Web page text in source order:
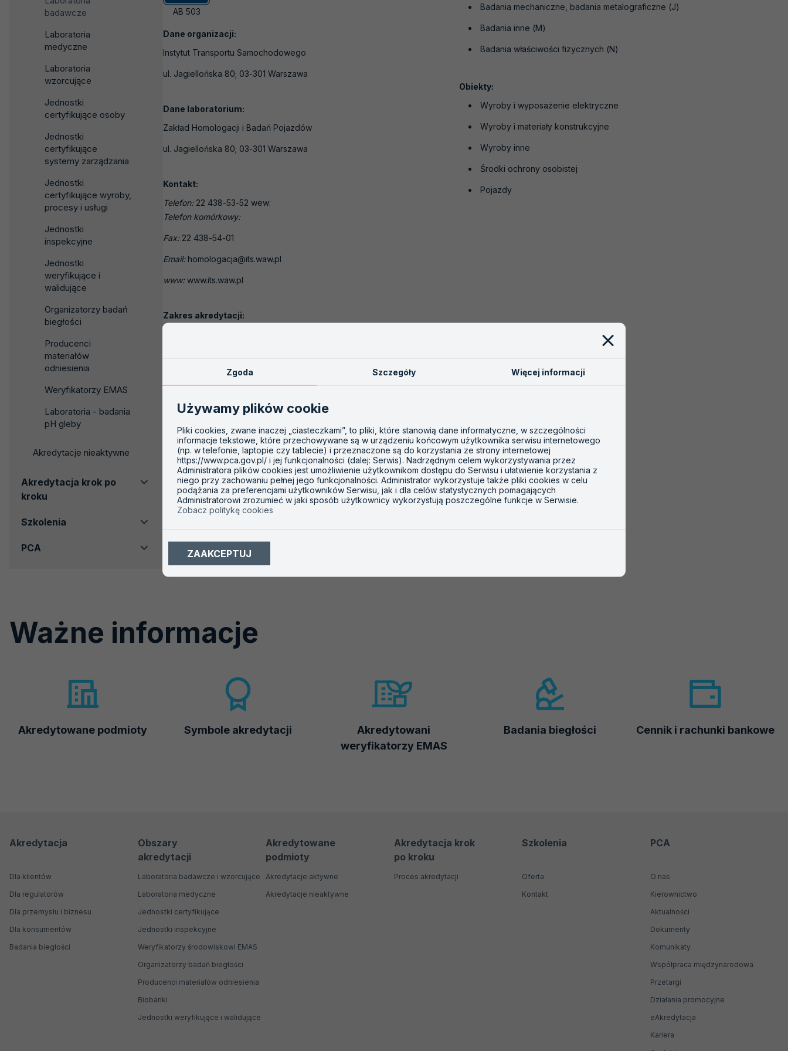
badawcze
Laboratoria
medyczne
Laboratoria
wzorcujące
Jednostki
certyfikujące osoby
Jednostki
certyfikujące
systemy zarządzania
Jednostki
certyfikujące wyroby,
procesy i usługi
Jednostki
inspekcyjne
Jednostki
weryfikujące i
walidujące
Organizatorzy badań
biegłości
Producenci
materiałów
odniesienia
Weryfikatorzy EMAS
Laboratoria - badania
pH gleby
Akredytacje nieaktywne
Akredytacja krok po
kroku
Szkolenia
PCA
AB 503
Dane organizacji:
Instytut Transportu Samochodowego
ul. Jagiellońska 80; 03-301 Warszawa
Dane laboratorium:
Zakład Homologacji i Badań Pojazdów
ul. Jagiellońska 80; 03-301 Warszawa
Kontakt:
Telefon:22 438-53-52 wew:
Telefon komórkowy:
Fax:22 438-54-01
Email:homologacja@its.waw.pl
www:www.its.waw.pl
Zakres akredytacji:
Badania mechaniczne, badania metalograficzne (J)
Badania inne (M)
Badania właściwości fizycznych (N)
Obiekty:
Wyroby i wyposażenie elektryczne
Wyroby i materiały konstrukcyjne
Wyroby inne
Środki ochrony osobistej
Pojazdy
Ważne informacje
Akredytowane podmioty Symbole akredytacji
Akredytowani
weryfikatorzy EMAS
Badania biegłości Cennik i rachunki bankowe
Menu
Menu
Akredytacja
Dla klientów
Dla regulatorów
Dla przemysłu i biznesu
Dla konsumentów
Badania biegłości
Obszary
akredytacji
Laboratoria badawcze i wzorcujące
Laboratoria medyczne
Jednostki certyfikujące
Jednostki inspekcyjne
Weryfikatorzy środowiskowi EMAS
Organizatorzy badań biegłości
Producenci materiałów odniesienia
Biobanki
Jednostki weryfikujące i walidujące
Akredytowane
podmioty
Akredytacje aktywne
Akredytacje nieaktywne
Akredytacja krok
po kroku
Proces akredytacji
Szkolenia
Oferta
Kontakt
PCA
O nas
Kierownictwo
Aktualności
Dokumenty
Komunikaty
Współpraca międzynarodowa
Przetargi
Działania promocyjne
eAkredytacja
Kariera
Zgoda Szczegóły Więcej informacji
Używamy plików cookie
Pliki cookies, zwane inaczej „ciasteczkami”, to pliki, które stanowią dane informatyczne, w szczególności
informacje tekstowe, które przechowywane są w urządzeniu końcowym użytkownika serwisu internetowego
(np. w telefonie, laptopie czy tablecie) i przeznaczone są do korzystania ze strony internetowej
https://www.pca.gov.pl/ i jej funkcjonalności (dalej: Serwis). Nadrzędnym celem wykorzystywania przez
Administratora plików cookies jest umożliwienie użytkownikom dostępu do Serwisu i ułatwienie korzystania z
niego przy zachowaniu pełnej jego funkcjonalności. Administrator wykorzystuje także pliki cookies w celu
podążania za preferencjami użytkowników Serwisu, jak i dla celów statystycznych pomagających
Administratorowi zrozumieć w jaki sposób użytkownicy wykorzystują poszczególne funkcje w Serwisie.
Zobacz politykę cookies
ZAAKCEPTUJ